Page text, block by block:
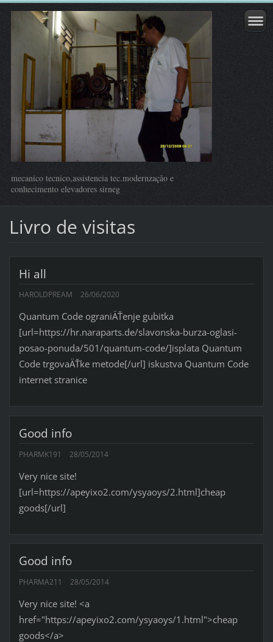
mecanico tecnico,assistencia tec.modernzação e
conhecimento elevadores sirneg
Livro de visitas
Hi all
HAROLDPREAM 26/06/2020
Quantum Code ograniÄŤenje gubitka
[url=https://hr.naraparts.de/slavonska-burza-oglasi-
posao-ponuda/501/quantum-code/]isplata Quantum
Code trgovaÄŤke metode[/url] iskustva Quantum Code
internet stranice
Good info
PHARMK191 28/05/2014
Very nice site!
[url=https://apeyixo2.com/ysyaoys/2.html]cheap
goods[/url]
Good info
PHARMA211 28/05/2014
Very nice site! <a
href="https://apeyixo2.com/ysyaoys/1.html">cheap
goods</a>